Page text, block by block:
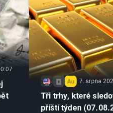
7. srpna
Tři trhy, které
příští týden